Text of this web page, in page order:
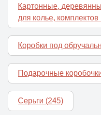
Картонные,
для колье, комплектов
Коробки под
Подарочные
Серьги (245)